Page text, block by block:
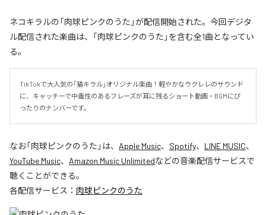
ネコキラルの「肉球ピンクのうた」が配信開始された。今回デジタ
ル配信された楽曲は、「肉球ピンクのうた」を含む全1曲となってい
る。
TikTokで大人気の「猫キラル」オリジナル楽曲！軽やかなウクレレのサウンド
に、キャッチーで中毒性のあるフレーズが耳に残るショート動画・BGMにぴ
ったりのナンバーです。
なお「肉球ピンクのうた 」は、 Apple Music、 Spotify、 LINE MUSIC、
YouTube Music、 Amazon Music Unlimitedなどの音楽配信サービスで
聴くことができる。
各配信サービス： 肉球ピンクのうた